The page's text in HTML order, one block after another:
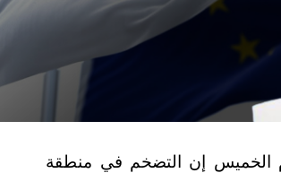
الخميس إن التضخم في منطقة